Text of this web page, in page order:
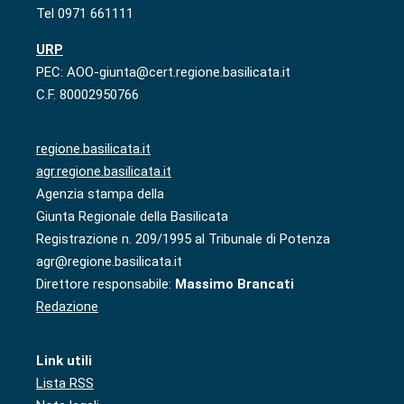
Tel 0971 661111
URP
PEC: AOO-giunta@cert.regione.basilicata.it
C.F. 80002950766
regione.basilicata.it
agr.regione.basilicata.it
Agenzia stampa della
Giunta Regionale della Basilicata
Registrazione n. 209/1995 al Tribunale di Potenza
agr@regione.basilicata.it
Direttore responsabile: Massimo Brancati
Redazione
Link utili
Lista RSS